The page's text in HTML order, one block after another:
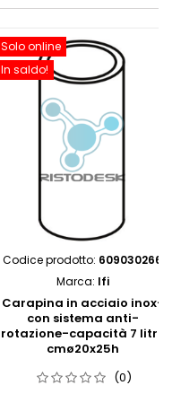
Solo online
In saldo!
Codice prodotto: 609030266
Marca: Ifi
Carapina in acciaio inox-
con sistema anti-
rotazione-capacità 7 litri,
cmø20x25h
(0)